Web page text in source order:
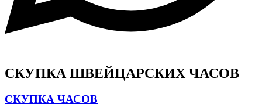
СКУПКА ШВЕЙЦАРСКИХ ЧАСОВ
СКУПКА ЧАСОВ